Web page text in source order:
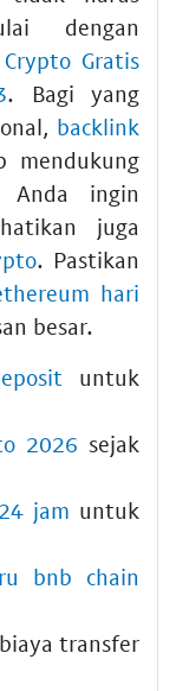
dengan
Gratis
. Bagi yang
backlink
mendukung
Anda ingin
juga
. Pastikan
hari
besar.
untuk
2026 sejak
jam untuk
bnb chain
transfer